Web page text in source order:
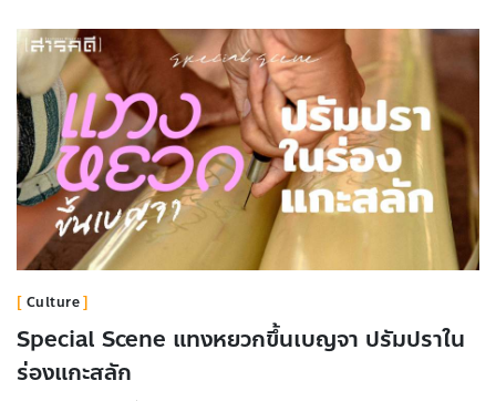
Culture
Special Scene แทงหยวกขึ้นเบญจา ปรัมปราใน
ร่องแกะสลัก